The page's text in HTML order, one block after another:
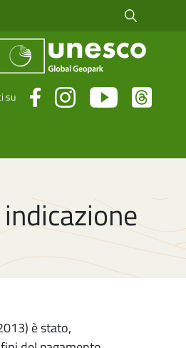
Cerca fra i
su
è stato,